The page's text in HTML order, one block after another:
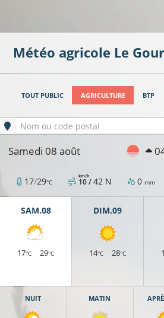
Météo agricole Le
TOUT PUBLIC AGRICULTURE BTP
Ville sélectionnée
Nom ou code postal
Samedi 08 août
17/29°C 10 /
km/h 42 N 0 mm
SAM.08
17°C 29°C
DIM.09
14°C 28°C
NUIT MATIN